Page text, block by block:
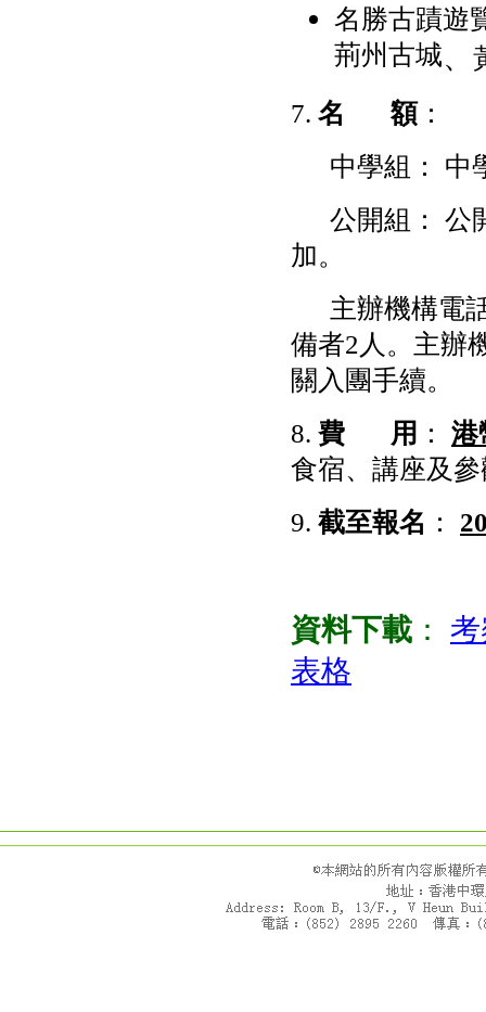
名勝古蹟遊
荊州古城、
7.名 額：
中學組： 中
公開組： 公
加。
主辦機構電
備者2人。主辦
關入團手續。
8.費 用 ：港
食宿、講座及
9.截至報名 ：
資料下載 ：
表格